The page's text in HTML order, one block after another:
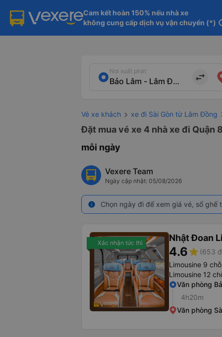
Cam kết hoàn 150% nếu nhà xe
không cung cấp dịch vụ vận chuyển (*)
Nơi xuất phát
import_export
Vé xe khách xe đi Sài Gòn từ Lâm Đồng
Đặt mua vé xe 4 nhà xe đi Quận
mỗi ngày
Vexere Team
Ngày cập nhật: 05/08/2026
info Chọn ngày đi để xem giá vé, số
Xác nhận tức thì Nhật Đoan
4.6star (653
Limousine 9 chỗ
Limousine 12
Văn phòng
4h20m
Văn phòng